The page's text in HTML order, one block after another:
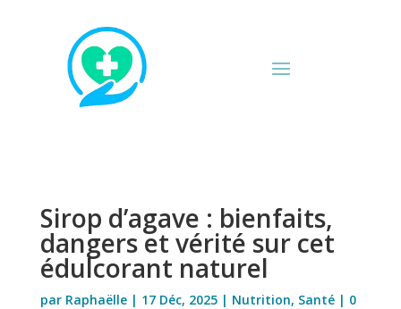
Sirop d’agave : bienfaits,
dangers et vérité sur cet
édulcorant naturel
par Raphaëlle| 17 Déc, 2025| Nutrition, Santé| 0